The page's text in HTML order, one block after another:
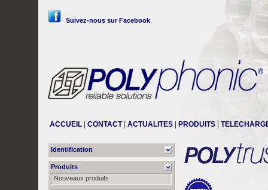
Suivez-nous sur Facebook
ACCUEIL CONTACT| ACTUALITES PRODUITS
Identification
Produits
Nouveaux produits